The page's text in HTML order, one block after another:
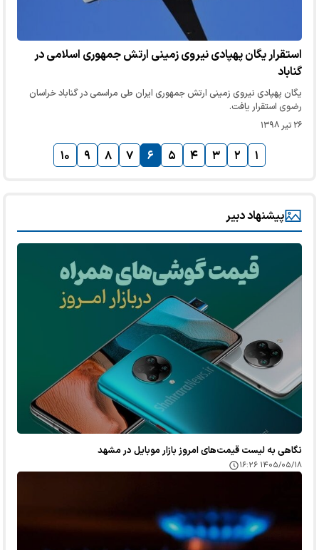
استقرار یگان پهپادی نیروی زمینی ارتش جمهوری اسلامی در
گناباد
یگان پهپادی نیروی زمینی ارتش جمهوری ایران طی مراسمی در گناباد خراسان
رضوی استقرار یافت.
۲۶ تیر ۱۳۹۸
۱ ۲ ۳ ۴ ۵ ۶ ۷ ۸ ۹ ۱۰
پیشنهاد دبیر
نگاهی به لیست قیمت‌های امروز بازار موبایل در مشهد
۱۴۰۵/۰۵/۱۸ ۱۶:۲۶